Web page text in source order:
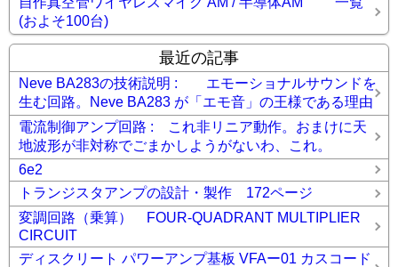
(およそ100台)
最近の記事
Neve BA283の技術説明 : エモーショナルサウンドを
生む回路。Neve BA283 が「エモ音」の王様である理由
電流制御アンプ回路 : これ非リニア動作。おまけに天
地波形が非対称でごまかしようがないわ、これ。
6e2
トランジスタアンプの設計・製作 172ページ
変調回路（乗算） FOUR-QUADRANT MULTIPLIER
CIRCUIT
ディスクリート パワーアンプ基板 VFAー01 カスコード